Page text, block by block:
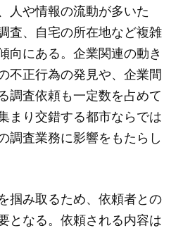
人や情報の流動が多いた
査、自宅の所在地など複雑
向にある。企業関連の動き
不正行為の発見や、企業間
調査依頼も一定数を占めて
まり交錯する都市ならでは
調査業務に影響をもたらし
掴み取るため、依頼者との
となる。依頼される内容は